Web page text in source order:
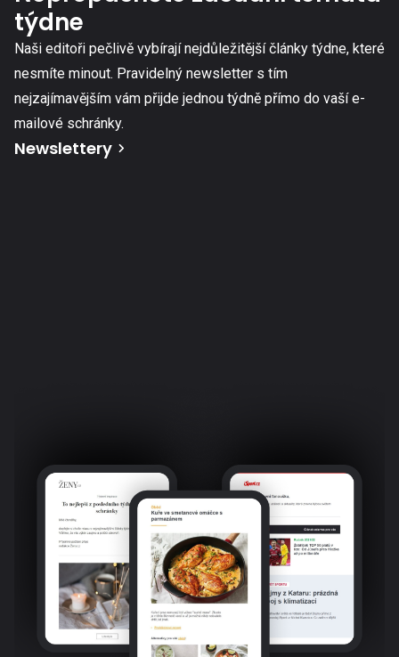
týdne
Naši editoři pečlivě vybírají nejdůležitější články týdne, které
nesmíte minout. Pravidelný newsletter s tím
nejzajímavějším vám přijde jednou týdně přímo do vaší e-
mailové schránky.
Newslettery